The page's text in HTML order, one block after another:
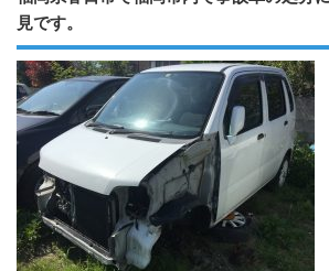
見です。